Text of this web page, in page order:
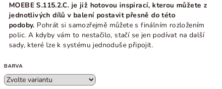
MOEBE S.115.2.C. je již hotovou inspirací, kterou můžete z
jednotlivých dílů v balení postavit přesně do této
podoby. Pohrát si samozřejmě můžete s finálním rozložením
polic. A kdyby vám to nestačilo, stačí se jen podívat na další
sady, které lze k systému jednoduše připojit.
BARVA